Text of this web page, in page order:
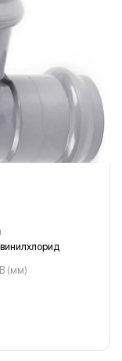
(мм)